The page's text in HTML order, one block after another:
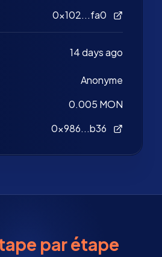
0x102...fa0
14 days ago
Anonyme
0.005 MON
0x986...b36
par étape